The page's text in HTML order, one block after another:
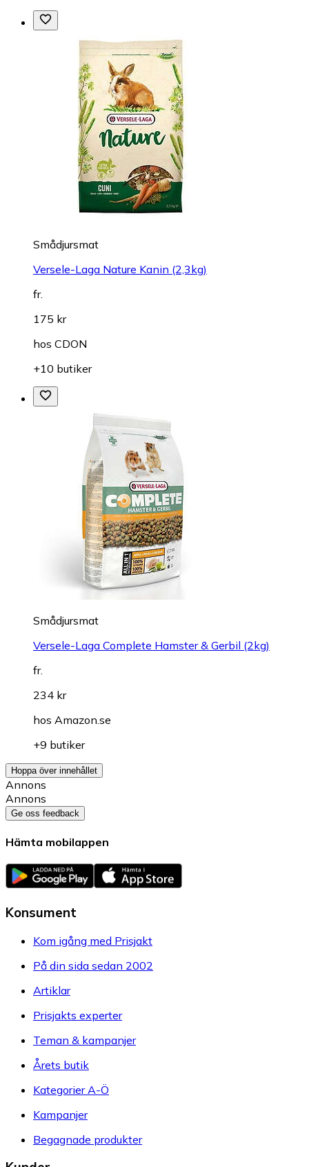
Smådjursmat
Versele-Laga Nature Kanin (2,3kg)
fr.
175 kr
hos CDON
+10 butiker
Smådjursmat
Versele-Laga Complete Hamster & Gerbil (2kg)
fr.
234 kr
hos Amazon.se
+9 butiker
Hoppa över innehållet
Annons
Annons
Ge oss feedback
Hämta mobilappen
Konsument
Kom igång med Prisjakt
På din sida sedan 2002
Artiklar
Prisjakts experter
Teman & kampanjer
Årets butik
Kategorier A-Ö
Kampanjer
Begagnade produkter